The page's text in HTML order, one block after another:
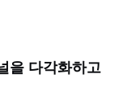
을 다각화하고